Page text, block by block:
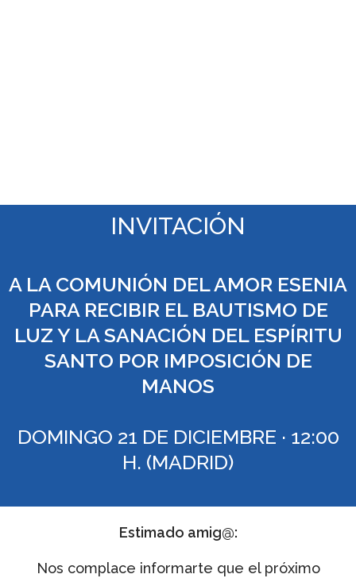
INVITACIÓN
A LA COMUNIÓN DEL AMOR ESENIA
PARA RECIBIR EL BAUTISMO DE
LUZ Y LA SANACIÓN DEL ESPÍRITU
SANTO POR IMPOSICIÓN DE
MANOS
DOMINGO 21 DE DICIEMBRE · 12:00
H. (MADRID)
Estimado amig@:
Nos complace informarte que el próximo